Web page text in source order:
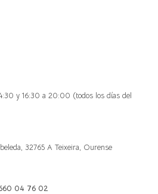
y 16:30 a 20:00 (todos los días del
32765 A Teixeira, Ourense
04 76 02